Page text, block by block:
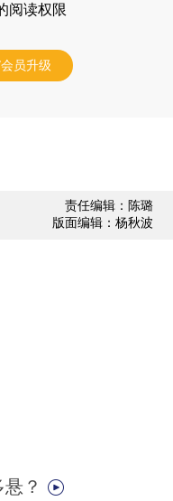
阅读权限
员升级
责任编辑：陈璐
版面编辑：杨秋波
？